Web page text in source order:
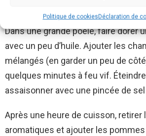
Politique de cookiesDéclaration de
Dans une grande poêle, faire dorer
avec un peu d’huile. Ajouter les
mélangés (en garder un peu de
quelques minutes à feu vif.
assaisonner avec une pincée de
Après une heure de cuisson, retirer
aromatiques et ajouter les pommes